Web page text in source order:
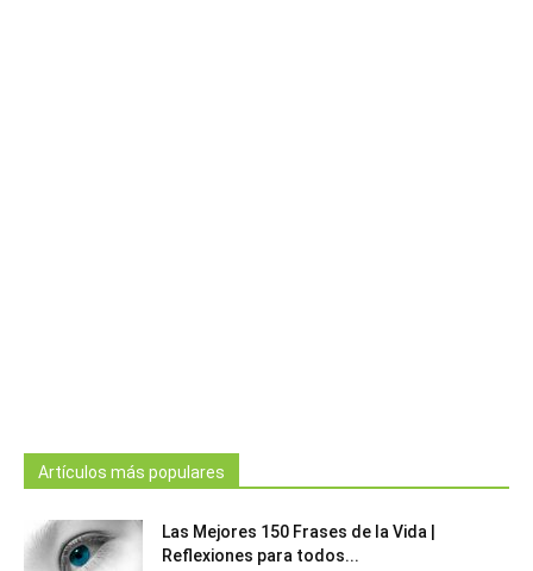
Artículos más populares
Las Mejores 150 Frases de la Vida |
Reflexiones para todos...